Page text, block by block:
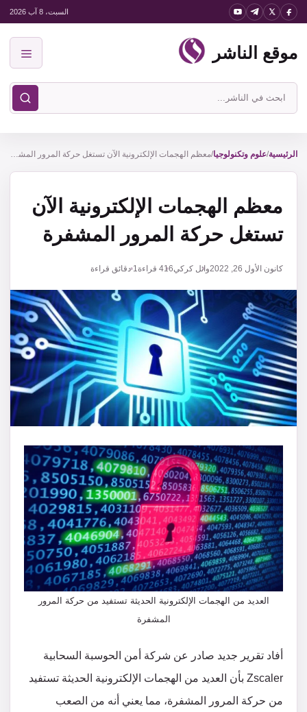
انتقل
المحتوى
السبت، 8 آب 2026
موقع الناشر
ابحث
في
الناشر
الرئيسية/علوم وتكنولوجيا/ معظم الهجمات الإلكترونية الآن تستغل حركة المرور المشفرة
معظم الهجمات الإلكترونية الآن
تستغل حركة المرور المشفرة
كانون الأول 26, 2022 وائل كركي416 قراءة1 دقائق قراءة
العديد من الهجمات الإلكترونية الحديثة تستفيد من حركة المرور
المشفرة
أفاد تقرير جديد صادر عن شركة أمن الحوسبة السحابية
Zscaler بأن العديد من الهجمات الإلكترونية الحديثة تستفيد
من حركة المرور المشفرة، مما يعني أنه من الصعب